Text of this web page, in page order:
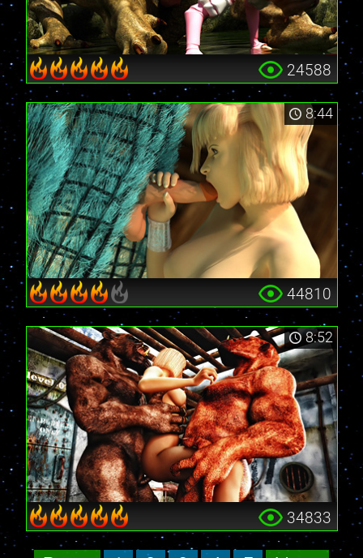
24588
8:44
44810
8:52
34833